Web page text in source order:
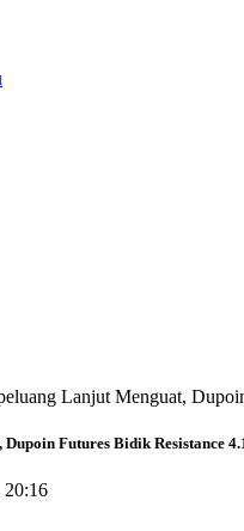
Lanjut Menguat,
Futures Bidik Resistance
20:16